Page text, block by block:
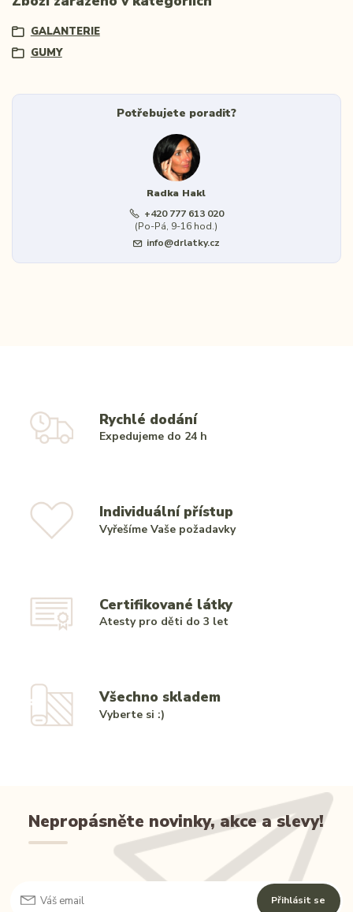
GALANTERIE
GUMY
Potřebujete poradit?
Radka Hakl
+420 777 613 020
(Po-Pá, 9-16 hod.)
info@drlatky.cz
Rychlé dodání
Expedujeme do 24 h
Individuální přístup
Vyřešíme Vaše požadavky
Certifikované látky
Atesty pro děti do 3 let
Všechno skladem
Vyberte si :)
Nepropásněte novinky, akce a slevy!
Přihlásit se